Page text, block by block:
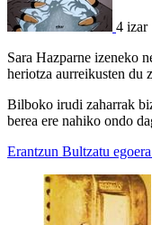
4 izar
Sara Hazparne izeneko
heriotza aurreikusten
Bilboko irudi zaharrak
berea ere nahiko ondo
Erantzun Bultzatu egoera